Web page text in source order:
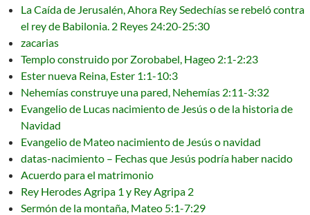
La Caída de Jerusalén, Ahora Rey Sedechías se rebeló contra
el rey de Babilonia. 2 Reyes 24:20-25:30
zacarias
Templo construido por Zorobabel, Hageo 2:1-2:23
Ester nueva Reina, Ester 1:1-10:3
Nehemías construye una pared, Nehemías 2:11-3:32
Evangelio de Lucas nacimiento de Jesús o de la historia de
Navidad
Evangelio de Mateo nacimiento de Jesús o navidad
datas-nacimiento – Fechas que Jesús podría haber nacido
Acuerdo para el matrimonio
Rey Herodes Agripa 1 y Rey Agripa 2
Sermón de la montaña, Mateo 5:1-7:29